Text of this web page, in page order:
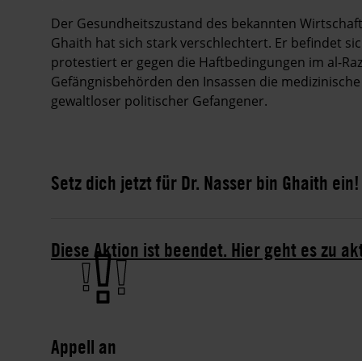
Der Gesundheitszustand des bekannten
Ghaith hat sich stark verschlechtert. Er befindet
protestiert er gegen die Haftbedingungen im al-
Gefängnisbehörden den Insassen die
gewaltloser politischer Gefangener.
Setz dich jetzt für Dr. Nasser bin Ghaith ein!
Diese Aktion ist beendet. Hier geht es zu
Appell an